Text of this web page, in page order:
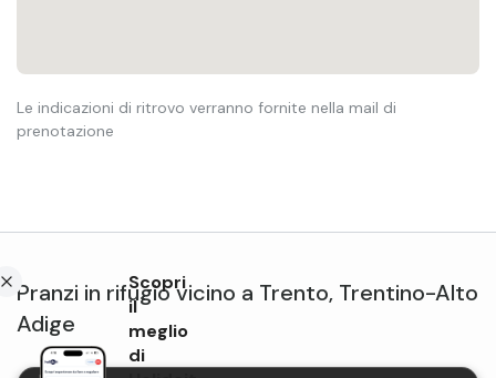
Le indicazioni di ritrovo verranno fornite nella mail di
prenotazione
Pranzi in rifugiovicino a Trento, Trentino-Alto
Adige
Scopri
il
meglio
di